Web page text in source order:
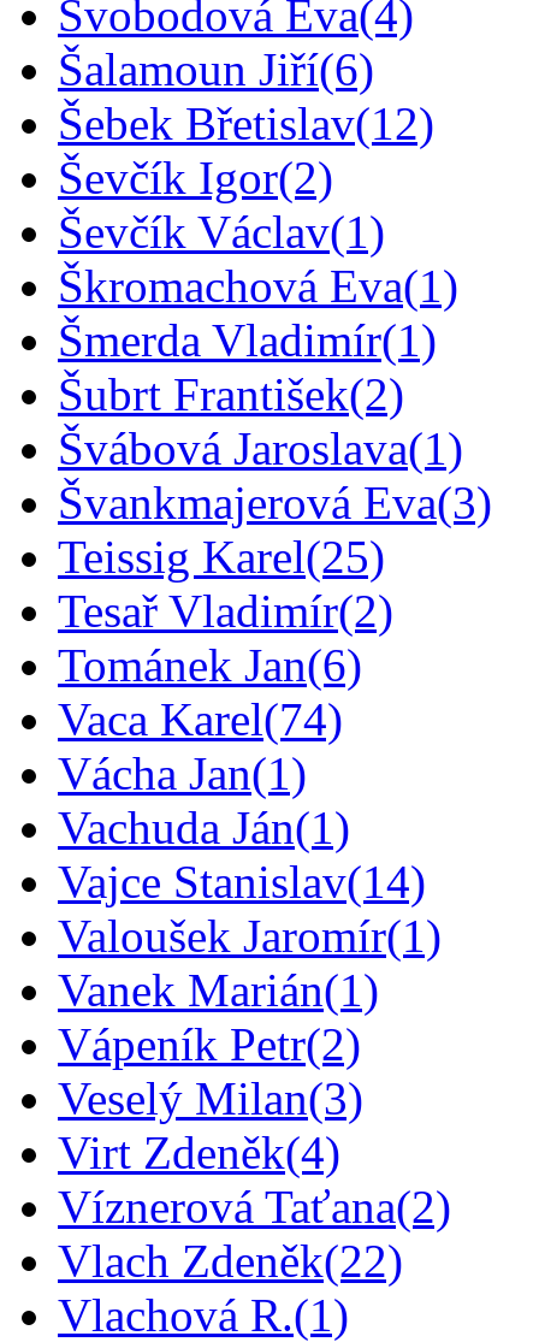
Svobodová Eva(4)
Šalamoun Jiří(6)
Šebek Břetislav(12)
Ševčík Igor(2)
Ševčík Václav(1)
Škromachová Eva(1)
Šmerda Vladimír(1)
Šubrt František(2)
Švábová Jaroslava(1)
Švankmajerová Eva(3)
Teissig Karel(25)
Tesař Vladimír(2)
Tománek Jan(6)
Vaca Karel(74)
Vácha Jan(1)
Vachuda Ján(1)
Vajce Stanislav(14)
Valoušek Jaromír(1)
Vanek Marián(1)
Vápeník Petr(2)
Veselý Milan(3)
Virt Zdeněk(4)
Víznerová Taťana(2)
Vlach Zdeněk(22)
Vlachová R.(1)